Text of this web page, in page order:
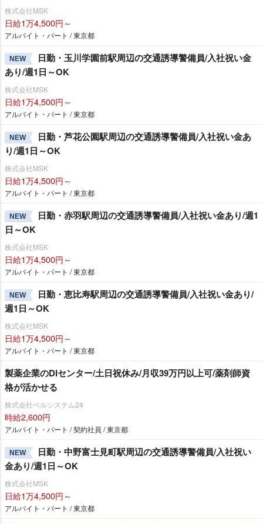
株式会社MSK
日給1万4,500円～
アルバイト・パート / 東京都
NEW
日勤・玉川学園前駅周辺の交通誘導警備員/入社祝い金
あり/週1日～OK
株式会社MSK
日給1万4,500円～
アルバイト・パート / 東京都
NEW
日勤・芦花公園駅周辺の交通誘導警備員/入社祝い金あ
り/週1日～OK
株式会社MSK
日給1万4,500円～
アルバイト・パート / 東京都
NEW
日勤・赤羽駅周辺の交通誘導警備員/入社祝い金あり/週1
日～OK
株式会社MSK
日給1万4,500円～
アルバイト・パート / 東京都
NEW
日勤・恵比寿駅周辺の交通誘導警備員/入社祝い金あり/
週1日～OK
株式会社MSK
日給1万4,500円～
アルバイト・パート / 東京都
製薬企業のDIセンター/土日祝休み/月収39万円以上可/薬剤師資
格が活かせる
株式会社ベルシステム24
時給2,600円
アルバイト・パート / 契約社員 / 東京都
NEW
日勤・中野富士見町駅周辺の交通誘導警備員/入社祝い
金あり/週1日～OK
株式会社MSK
日給1万4,500円～
アルバイト・パート / 東京都